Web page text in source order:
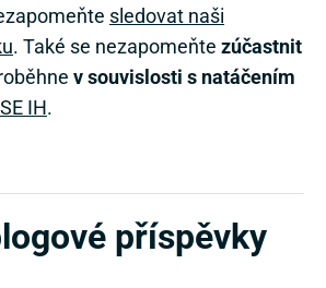
sledovat naši
. Také se nezapomeňte zúčastnit
v souvislosti s natáčením
IH.
příspěvky